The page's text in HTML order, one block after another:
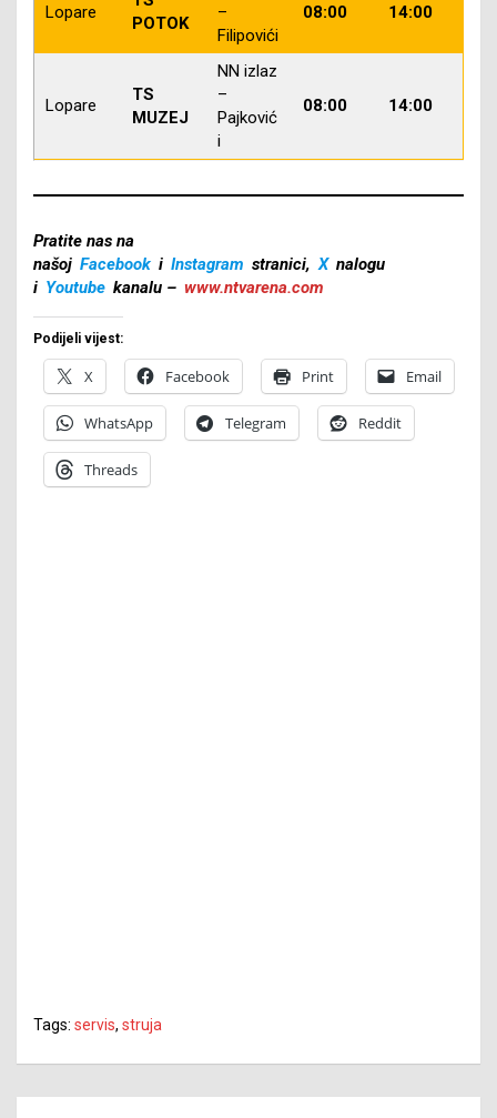
Lopare
POTOK
–
Filipovići
08:00 14:00
Lopare
TS
MUZEJ
NN izlaz
–
Pajković
i
08:00 14:00
Pratite nas na
našoj Facebook i Instagram stranici, X nalogu
i Youtube kanalu – www.ntvarena.com
Podijeli vijest:
X Facebook Print Email
WhatsApp Telegram Reddit
Threads
Tags: servis, struja